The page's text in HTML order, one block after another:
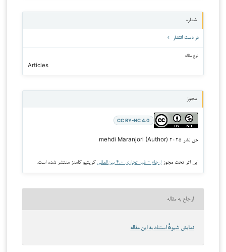
شماره
در دست انتشار
نوع مقاله
Articles
مجوز
CC BY-NC 4.0
حق نشر ۲۰۲۵ mehdi Maranjori (Author)
این اثر تحت مجوز ارجاع - غیر تجاری ۴.۰ بین‌المللی کریتیو کامنز منتشر شده است.
ارجاع به مقاله
نمایش شیوهٔ استناد به این مقاله